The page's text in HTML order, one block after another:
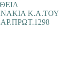
Κ.Α.ΤΟΥ